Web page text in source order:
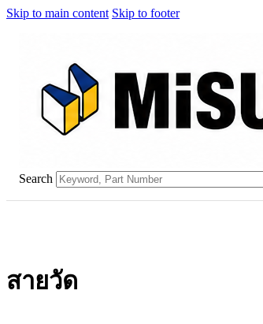
Skip to main content Skip to footer
Search
สายวัด